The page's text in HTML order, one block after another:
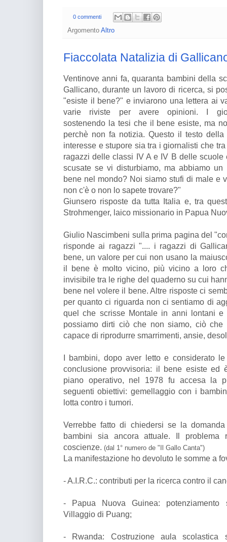
0 commenti
Argomento Altro
Fiaccolata Natalizia di
Ventinove anni fa, quaranta bambini della
Gallicano, durante un lavoro di ricerca, si
"esiste il bene?" e inviarono una lettera ai
varie riviste per avere opinioni. I
sostenendo la tesi che il bene esiste, ma
perchè non fa notizia. Questo il testo della
interesse e stupore sia tra i giornalisti che
ragazzi delle classi IV A e IV B delle
scusate se vi disturbiamo, ma abbiamo
bene nel mondo? Noi siamo stufi di male e
non c'è o non lo sapete trovare?"
Giunsero risposte da tutta Italia e, tra
Strohmenger, laico missionario in Papua
Giulio Nascimbeni sulla prima pagina del
risponde ai ragazzi ".... i ragazzi di
bene, un valore per cui non usano la
il bene è molto vicino, più vicino a loro
invisibile tra le righe del quaderno su cui
bene nel volere il bene. Altre risposte ci
per quanto ci riguarda non ci sentiamo di
quel che scrisse Montale in anni lontani
possiamo dirti ciò che non siamo, ciò
capace di riprodurre smarrimenti, ansie,
I bambini, dopo aver letto e considerato
conclusione provvisoria: il bene esiste ed
piano operativo, nel 1978 fu accesa la
seguenti obiettivi: gemellaggio con i
lotta contro i tumori.
Verrebbe fatto di chiedersi se la
bambini sia ancora attuale. Il
coscienze. (dal 1° numero de "Il Gallo Canta")
La manifestazione ho devoluto le somme a
- A.I.R.C.: contributi per la ricerca contro il
- Papua Nuova Guinea: potenziamento
Villaggio di Puang;
- Rwanda: Costruzione aula